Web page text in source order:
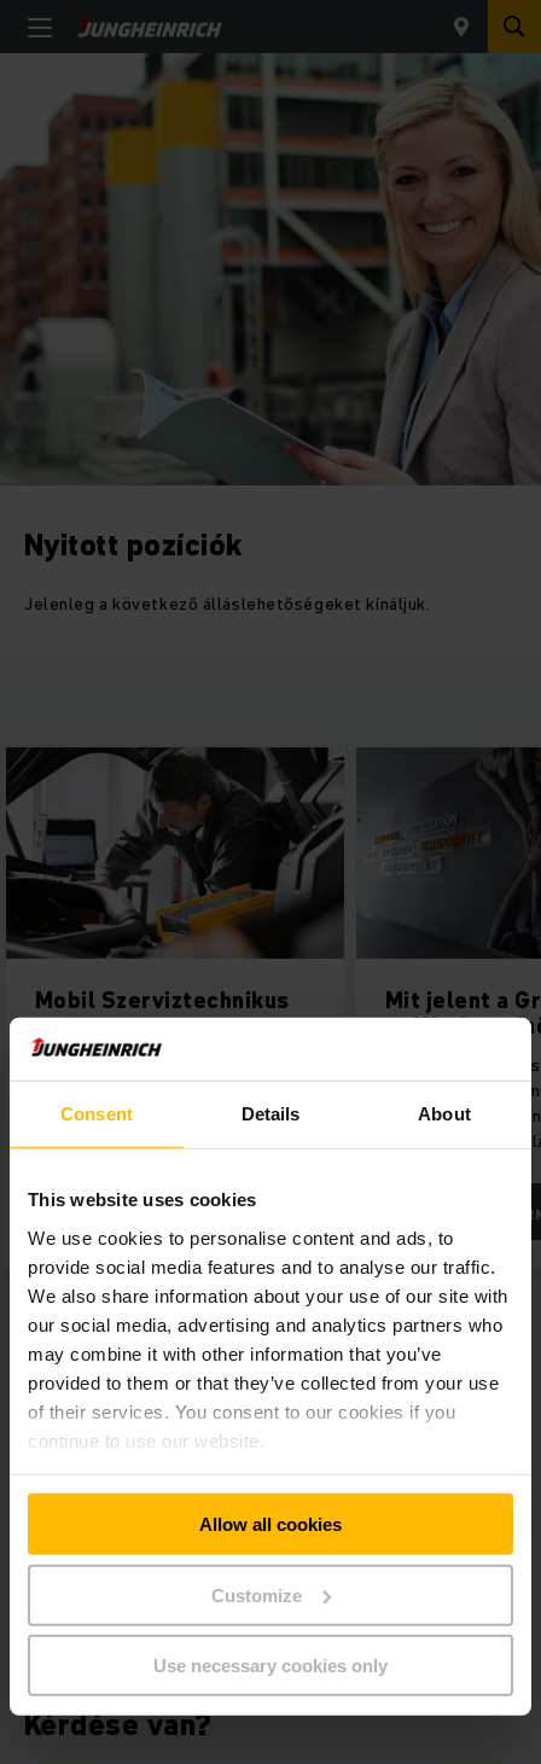
Consent Details About
This website uses cookies
We use cookies to personalise content and ads, to
provide social media features and to analyse our traffic.
We also share information about your use of our site with
our social media, advertising and analytics partners who
may combine it with other information that you’ve
provided to them or that they’ve collected from your use
of their services. You consent to our cookies if you
continue to use our website.
Allow all cookies
Customize
Use necessary cookies only
Nyitott pozíciók
Jelenleg a következő álláslehetőségeket kínáljuk.
Mobil Szerviztechnikus
Ügyfeleink telephelyein üzemelő,
javítására, illetve karbantartására
keresünk új munkatársat.
Mit jelent a
to Work™
A rangos
ítélik oda, hogy a
mit mondanak a
szerzett
TOVÁBBI
Business Network Közösségi média
Kérdése van?